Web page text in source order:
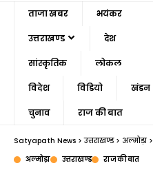
ताजा खबर भयंकर
उत्तराखण्ड देश
सांस्कृतिक लोकल
विदेश विडियो खंडन
चुनाव राज की बात
Satyapath News >उत्तराखण्ड> अल्मोड़ा>
अल्मोड़ा
उत्तराखण्ड राज की बात